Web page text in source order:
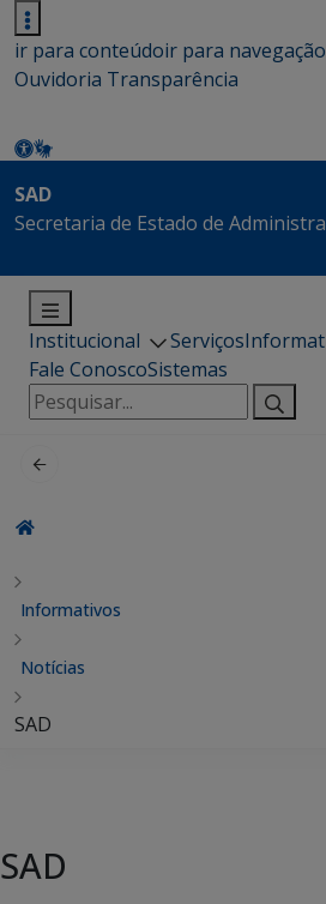
ir para conteúdoir para navegação
Ouvidoria Transparência
SAD
Secretaria de Estado de
Institucional Serviços
Fale ConoscoSistemas
Pesquisar
por:
Informativos
Notícias
SAD
SAD